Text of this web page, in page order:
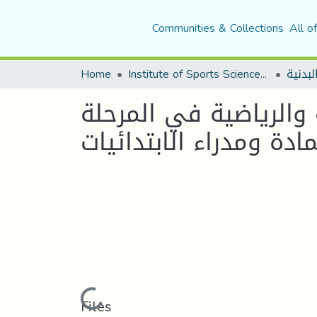
Communities & Collections All
Home Institute of Sports Sciences and Techniques
والرياضية في المرحلة
ومدراء الابتدائيات
Loading...
Files